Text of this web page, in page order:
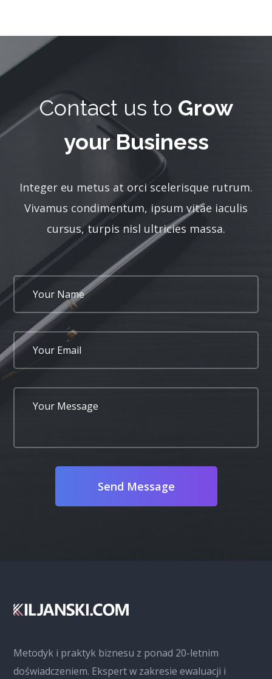
Contact us to Grow
your Business
Integer eu metus at orci scelerisque rutrum.
Vivamus condimentum, ipsum vitae iaculis
cursus, turpis nisl ultricies massa.
Send Message
Metodyk i praktyk biznesu z ponad 20-letnim
doświadczeniem. Ekspert w zakresie ewaluacji i